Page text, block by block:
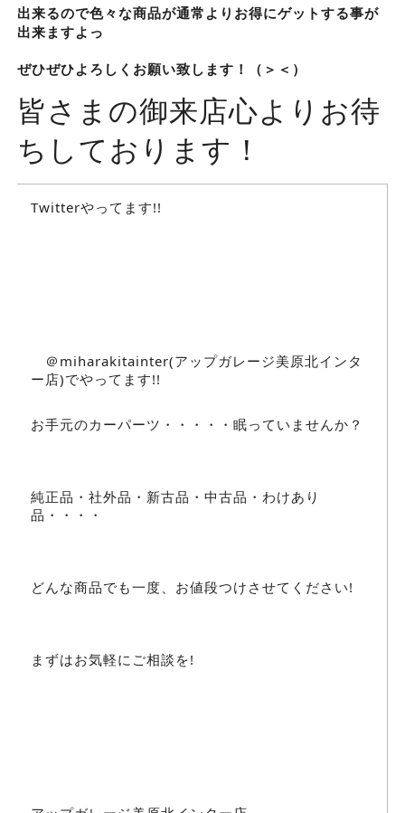
出来るので色々な商品が通常よりお得にゲットする事が
出来ますよっ
ぜひぜひよろしくお願い致します！（＞＜）
皆さまの御来店心よりお待
ちしております！
Twitterやってます!!
＠miharakitainter(アップガレージ美原北インタ
ー店)でやってます!!
お手元のカーパーツ・・・・・眠っていませんか？
純正品・社外品・新古品・中古品・わけあり
品・・・・
どんな商品でも一度、お値段つけさせてください!
まずはお気軽にご相談を!